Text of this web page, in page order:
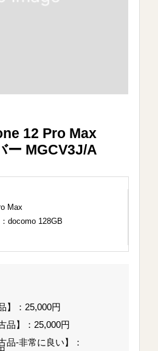
12 Pro Max
ー MGCV3J/A
Max
docomo 128GB
】：25,000円
品】：25,000円
品-非常に良い】：